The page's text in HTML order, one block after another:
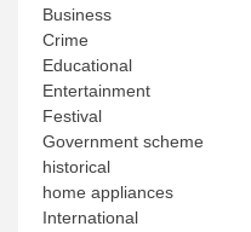
Business
Crime
Educational
Entertainment
Festival
Government scheme
historical
home appliances
International